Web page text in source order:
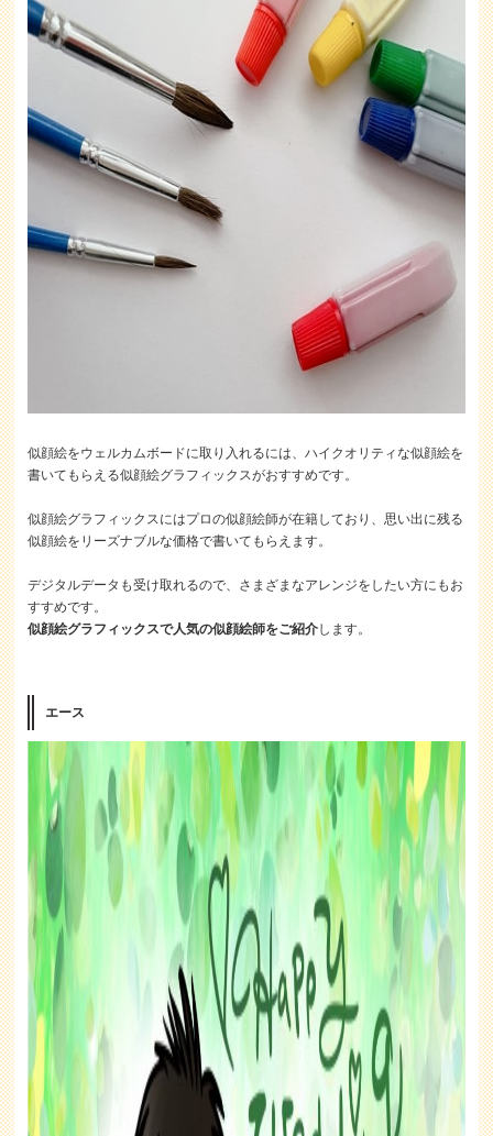
似顔絵をウェルカムボードに取り入れるには、ハイクオリティな似顔絵を
書いてもらえる似顔絵グラフィックスがおすすめです。
似顔絵グラフィックスにはプロの似顔絵師が在籍しており、思い出に残る
似顔絵をリーズナブルな価格で書いてもらえます。
デジタルデータも受け取れるので、さまざまなアレンジをしたい方にもお
すすめです。
似顔絵グラフィックスで人気の似顔絵師をご紹介します。
エース